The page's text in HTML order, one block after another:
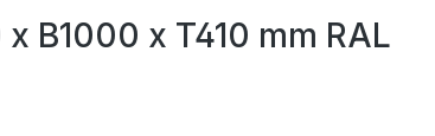
B1000 x T410 mm RAL